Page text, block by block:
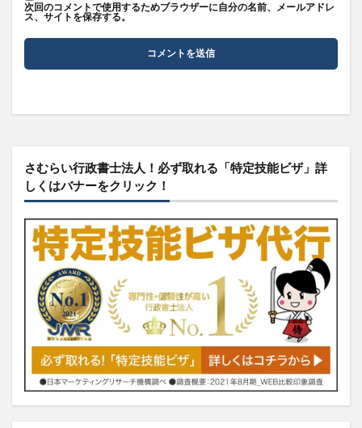
次回のコメントで使用するためブラウザーに自分の名前、メールアドレ
ス、サイトを保存する。
さむらい行政書士法人！必ず取れる「特定技能ビザ」詳
しくはバナーをクリック！